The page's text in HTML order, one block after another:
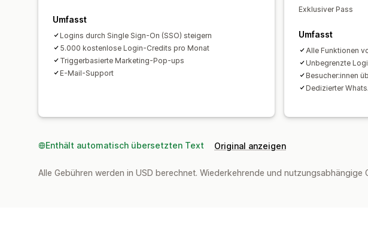
Umfasst
Logins durch Single Sign-On (SSO) steigern
5.000 kostenlose Login-Credits pro Monat
Triggerbasierte Marketing-Pop-ups
E-Mail-Support
Exklusiver Pass
Umfasst
Alle Funktionen
Unbegrenzte
Besucher:innen
Dedizierter
Enthält automatisch übersetzten Text Original anzeigen
Alle Gebühren werden in USD berechnet. Wiederkehrende und